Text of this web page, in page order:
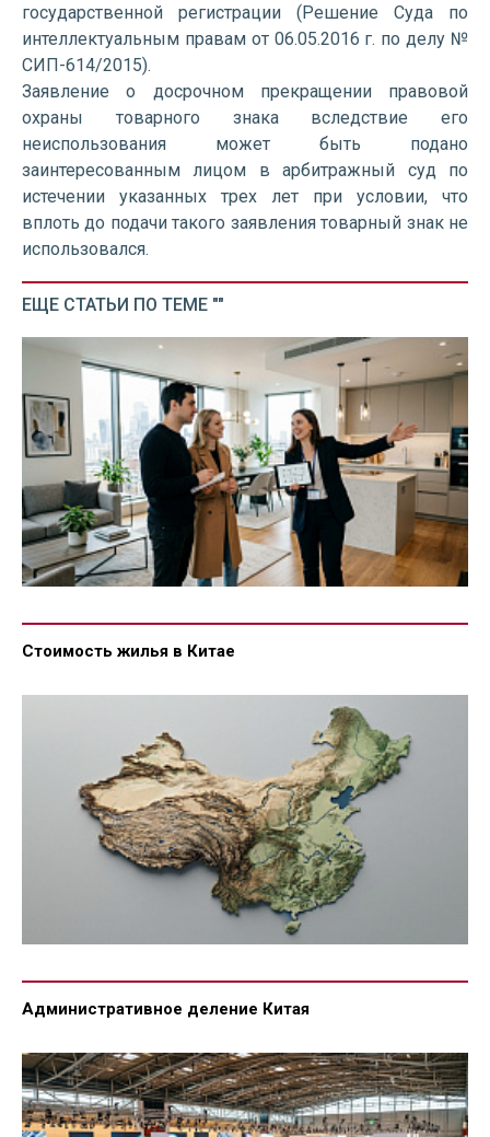
государственной регистрации (Решение Суда по
интеллектуальным правам от 06.05.2016 г. по делу №
СИП-614/2015).
Заявление о досрочном прекращении правовой
охраны товарного знака вследствие его
неиспользования может быть подано
заинтересованным лицом в арбитражный суд по
истечении указанных трех лет при условии, что
вплоть до подачи такого заявления товарный знак не
использовался.
ЕЩЕ СТАТЬИ ПО ТЕМЕ ""
Стоимость жилья в Китае
Административное деление Китая